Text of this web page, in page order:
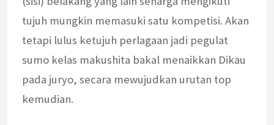
tujuh mungkin memasuki satu kompetisi. Akan
tetapi lulus ketujuh perlagaan jadi pegulat
sumo kelas makushita bakal menaikkan Dikau
pada juryo, secara mewujudkan urutan top
kemudian.